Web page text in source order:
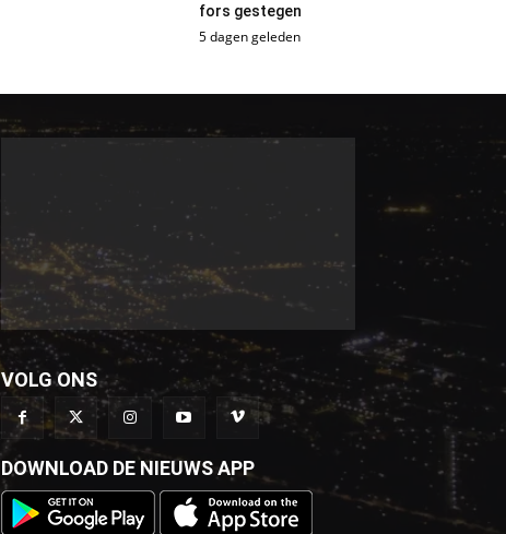
fors gestegen
5 dagen geleden
VOLG ONS
DOWNLOAD DE NIEUWS APP